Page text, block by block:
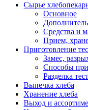
Сырье
Основное
Средства и
Прием,
Приготовление
Замес,
Способы
Разделка
Выпечка хлеба
Хранение хлеба
Выход и